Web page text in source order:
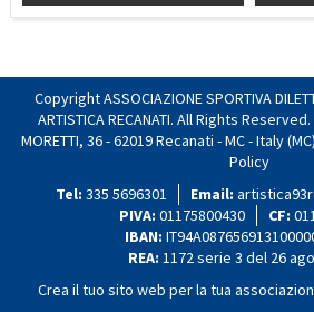
Copyright ASSOCIAZIONE SPORTIVA
ARTISTICA RECANATI. All Rights Reserved.
MORETTI, 36 - 62019 Recanati - MC - Italy
Policy
Tel: 335 5696301 Email:
PIVA: 01175800430 CF:
IBAN:
REA: 1172 serie 3 del 26
Crea il tuo sito web per la tua